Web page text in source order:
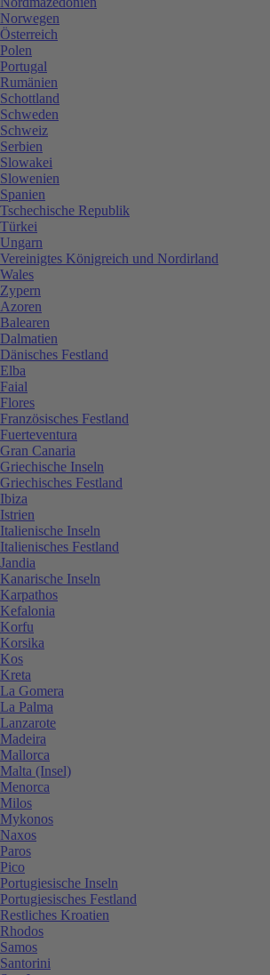
Norwegen
Österreich
Polen
Portugal
Rumänien
Schottland
Schweden
Schweiz
Serbien
Slowakei
Slowenien
Spanien
Tschechische Republik
Türkei
Ungarn
Vereinigtes Königreich und Nordirland
Wales
Zypern
Azoren
Balearen
Dalmatien
Dänisches Festland
Elba
Faial
Flores
Französisches Festland
Fuerteventura
Gran Canaria
Griechische Inseln
Griechisches Festland
Ibiza
Istrien
Italienische Inseln
Italienisches Festland
Jandia
Kanarische Inseln
Karpathos
Kefalonia
Korfu
Korsika
Kos
Kreta
La Gomera
La Palma
Lanzarote
Madeira
Mallorca
Malta (Insel)
Menorca
Milos
Mykonos
Naxos
Paros
Pico
Portugiesische Inseln
Portugiesisches Festland
Restliches Kroatien
Rhodos
Samos
Santorini